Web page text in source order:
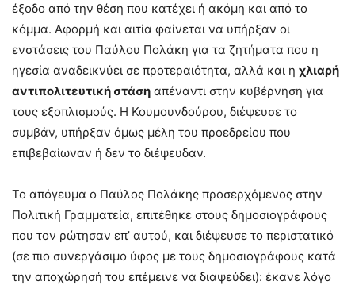
έξοδο από την θέση που κατέχει ή ακόμη και από το
κόμμα. Αφορμή και αιτία φαίνεται να υπήρξαν οι
ενστάσεις του Παύλου Πολάκη για τα ζητήματα που η
ηγεσία αναδεικνύει σε προτεραιότητα, αλλά και η χλιαρή
αντιπολιτευτική στάση απέναντι στην κυβέρνηση για
τους εξοπλισμούς. Η Κουμουνδούρου, διέψευσε το
συμβάν, υπήρξαν όμως μέλη του προεδρείου που
επιβεβαίωναν ή δεν το διέψευδαν.
Το απόγευμα ο Παύλος Πολάκης προσερχόμενος στην
Πολιτική Γραμματεία, επιτέθηκε στους δημοσιογράφους
που τον ρώτησαν επ’ αυτού, και διέψευσε το περιστατικό
(σε πιο συνεργάσιμο ύφος με τους δημοσιογράφους κατά
την αποχώρησή του επέμεινε να διαψεύδει): έκανε λόγο